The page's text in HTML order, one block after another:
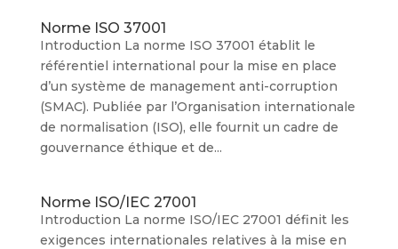
Norme ISO 37001
Introduction La norme ISO 37001 établit le
référentiel international pour la mise en place
d’un système de management anti-corruption
(SMAC). Publiée par l’Organisation internationale
de normalisation (ISO), elle fournit un cadre de
gouvernance éthique et de...
Norme ISO/IEC 27001
Introduction La norme ISO/IEC 27001 définit les
exigences internationales relatives à la mise en